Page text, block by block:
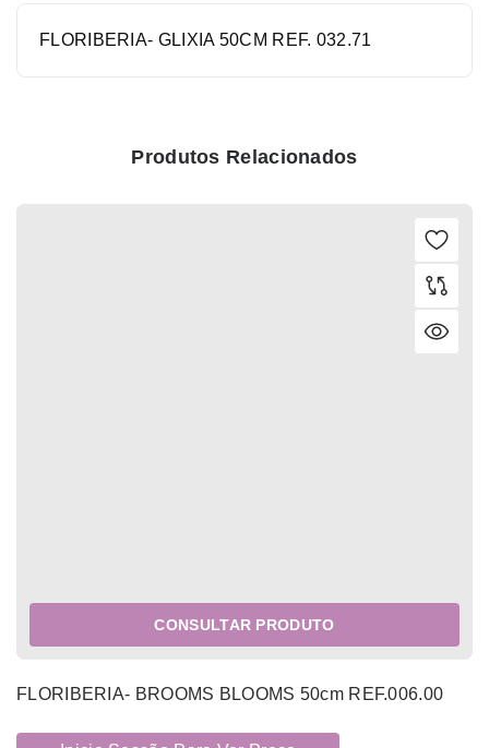
FLORIBERIA- GLIXIA 50CM REF. 032.71
Produtos Relacionados
CONSULTAR PRODUTO
FLORIBERIA- BROOMS BLOOMS 50cm REF.006.00